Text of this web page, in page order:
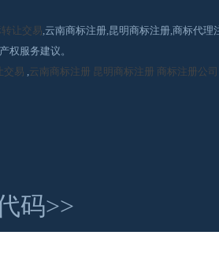
让交易,云南商标注册,昆明商标注册,商标代
权服务建议。
交易 ,云南商标注册 昆明商标注册
商标注册公司
码>>